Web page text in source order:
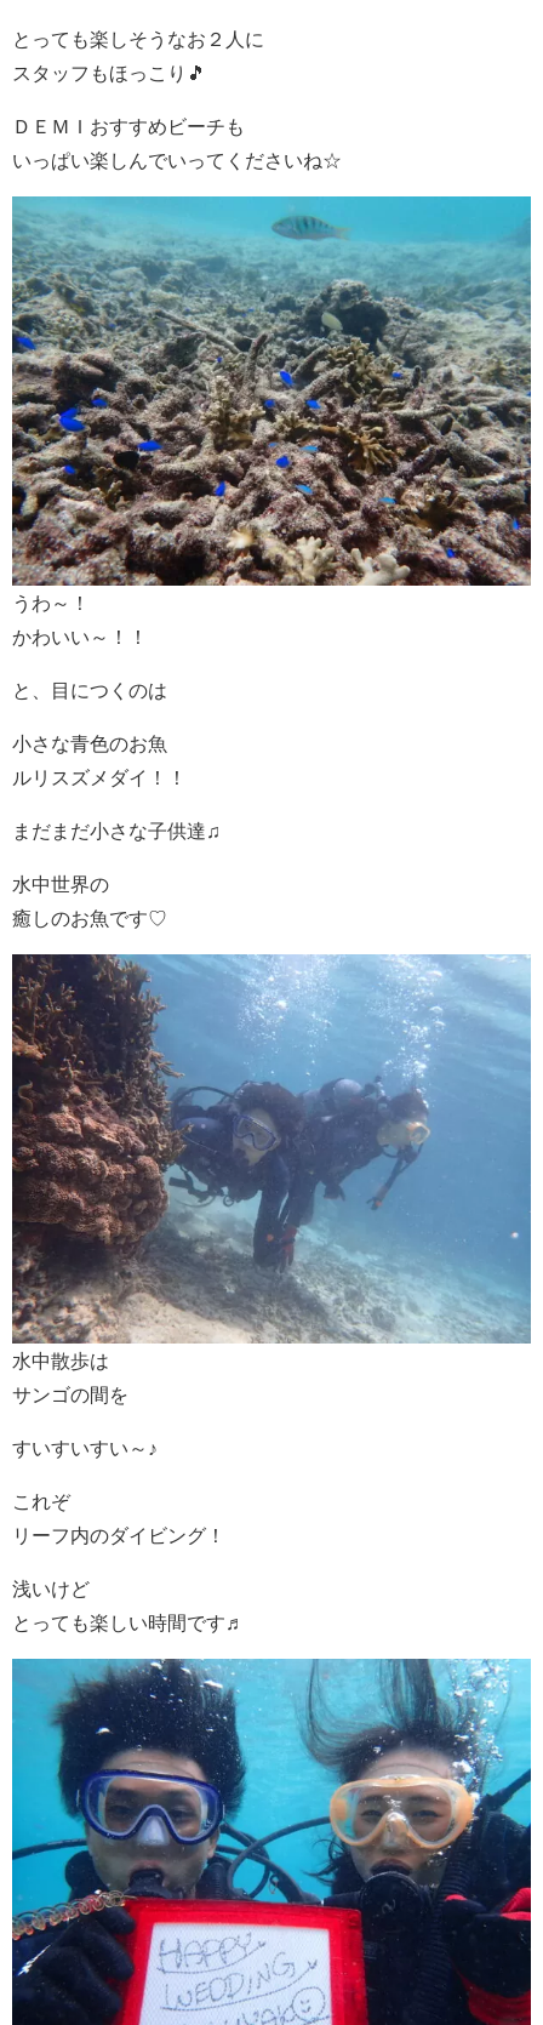
とっても楽しそうなお２人に
スタッフもほっこり🎵
ＤＥＭＩおすすめビーチも
いっぱい楽しんでいってくださいね☆
うわ～！
かわいい～！！
と、目につくのは
小さな青色のお魚
ルリスズメダイ！！
まだまだ小さな子供達♫
水中世界の
癒しのお魚です♡
水中散歩は
サンゴの間を
すいすいすい～♪
これぞ
リーフ内のダイビング！
浅いけど
とっても楽しい時間です♬